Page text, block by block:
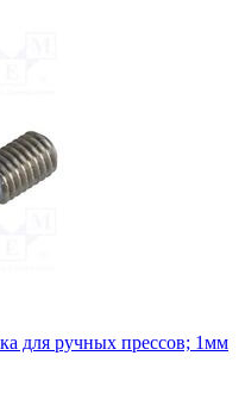
для ручных прессов; 1мм